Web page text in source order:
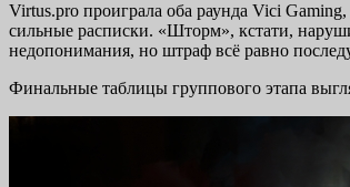
Virtus.pro проиграла оба раунда Vici
сильные расписки. «Шторм», кстати,
недопонимания, но штраф всё равно
Финальные таблицы группового этапа